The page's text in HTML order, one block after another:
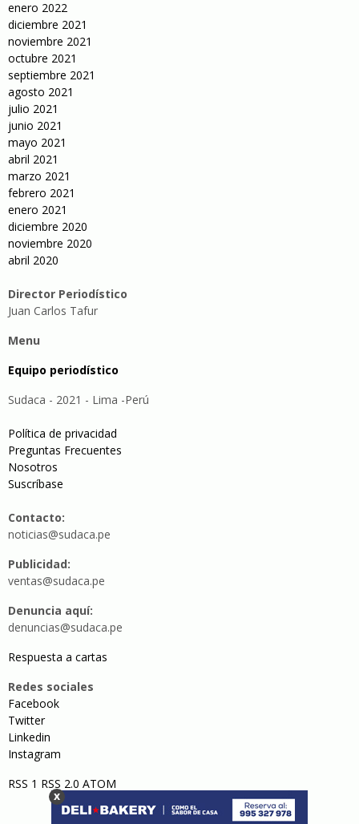
enero 2022
diciembre 2021
noviembre 2021
octubre 2021
septiembre 2021
agosto 2021
julio 2021
junio 2021
mayo 2021
abril 2021
marzo 2021
febrero 2021
enero 2021
diciembre 2020
noviembre 2020
abril 2020
Director Periodístico
Juan Carlos Tafur
Menu
Equipo periodístico
Sudaca - 2021 - Lima -Perú
Política de privacidad
Preguntas Frecuentes
Nosotros
Suscríbase
Contacto:
noticias@sudaca.pe
Publicidad:
ventas@sudaca.pe
Denuncia aquí:
denuncias@sudaca.pe
Respuesta a cartas
Redes sociales
Facebook
Twitter
Linkedin
Instagram
RSS 1 RSS 2.0 ATOM
x